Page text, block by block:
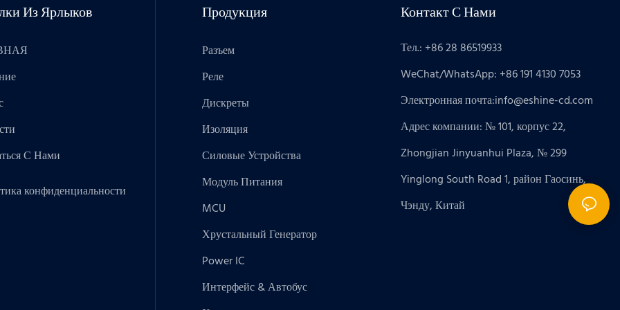
Из Ярлыков
С Нами
конфиденциальности
Продукция
Разъем
Реле
Дискреты
Изоляция
Силовые Устройства
Модуль Питания
MCU
Хрустальный Генератор
Power IC
Интерфейс & Автобус
Контакт С Нами
Тел.: +86 28 86519933
WeChat/WhatsApp: +86 191 4130 7053
Электронная почта:info@eshine-cd.com
Адрес компании: № 101, корпус 22,
Zhongjian Jinyuanhui Plaza, № 299
Yinglong South Road 1, район Гаосинь,
Чэнду, Китай